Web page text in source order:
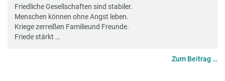
Friedliche Gesellschaften sind stabiler.
Menschen können ohne Angst leben.
Kriege zerreißen Familieund Freunde.
Friede stärkt …
Zum Beitrag …